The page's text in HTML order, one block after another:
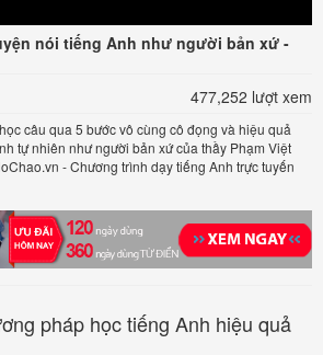
nói tiếng Anh như người bản xứ -
477,252 lượt xem
câu qua 5 bước vô cùng cô đọng và hiệu quả
tự nhiên như người bản xứ của thầy Phạm Việt
- Chương trình dạy tiếng Anh trực tuyến
pháp học tiếng Anh hiệu quả